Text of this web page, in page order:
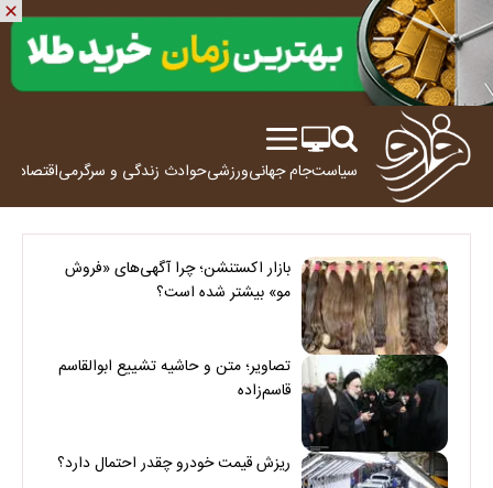
سیاستجام جهانیورزشیحوادث زندگی و سرگرمیاقتصاد
بازار اکستنشن؛ چرا آگهی‌های «فروش
مو» بیشتر شده است؟
تصاویر؛ متن و حاشیه تشییع ابوالقاسم
قاسم‌زاده
ریزش قیمت خودرو چقدر احتمال دارد؟